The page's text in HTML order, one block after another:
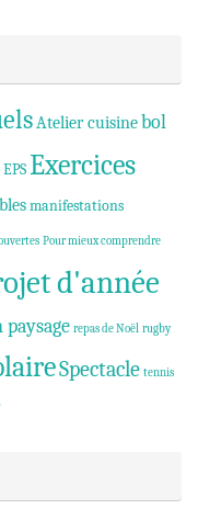
Atelier cuisinebol
EPSExercices
manifestations
Pour mieux comprendre
d'année
repas de Noël rugby
Spectacle tennis